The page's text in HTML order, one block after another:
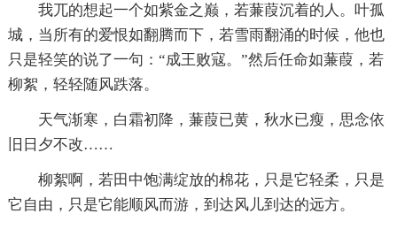
我兀的想起一个如紫金之巅，若蒹葭沉着的人。叶孤
城，当所有的爱恨如翻腾而下，若雪雨翻涌的时候，他也
只是轻笑的说了一句：“成王败寇。”然后任命如蒹葭，若
柳絮，轻轻随风跌落。
天气渐寒，白霜初降，蒹葭已黄，秋水已瘦，思念依
旧日夕不改……
柳絮啊，若田中饱满绽放的棉花，只是它轻柔，只是
它自由，只是它能顺风而游，到达风儿到达的远方。